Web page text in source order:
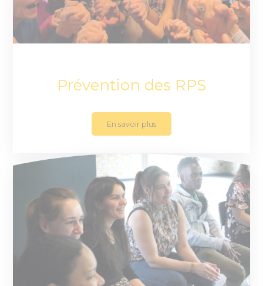
Prévention des RPS
En savoir plus